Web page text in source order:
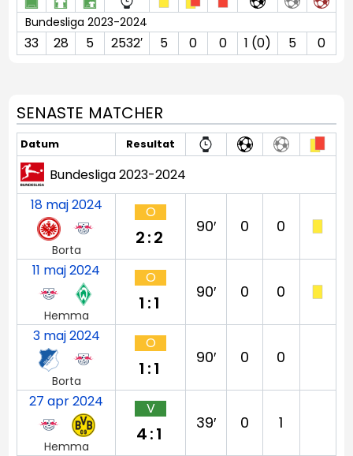
Bundesliga 2023-2024
33 28 5 2532′ 5 0 0 1 (0) 5 0
SENASTE MATCHER
Datum Resultat
Bundesliga 2023-2024
18 maj 2024
Borta
O
2:2
90′ 0 0
11 maj 2024
Hemma
O
1:1
90′ 0 0
3 maj 2024
Borta
O
1:1
90′ 0 0
27 apr 2024
Hemma
V
4:1
39′ 0 1